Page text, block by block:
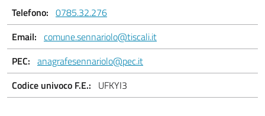
Telefono: 0785.32.276
Email: comune.sennariolo@tiscali.it
PEC: anagrafesennariolo@pec.it
Codice univoco F.E.: UFKYI3